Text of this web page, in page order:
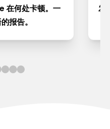
在何处卡顿。一
报告。
发